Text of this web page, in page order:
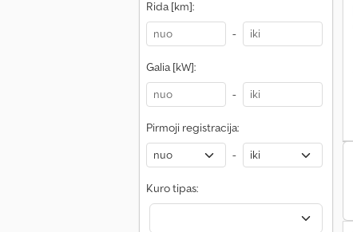
Rida [km]:
-
Galia [kW]:
-
Pirmoji registracija:
-
Kuro tipas:Unimog Kraunami Vagonai